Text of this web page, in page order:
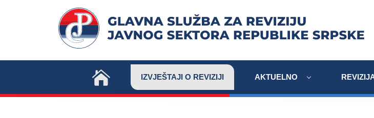
IZVJEŠTAJI O REVIZIJI AKTUELNO